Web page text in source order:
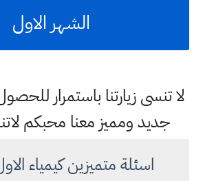
الشهر الاول
لا تنسى زيارتنا باستمرار
جديد ومميز معنا محبكم
اسئلة متميزين كيمياء